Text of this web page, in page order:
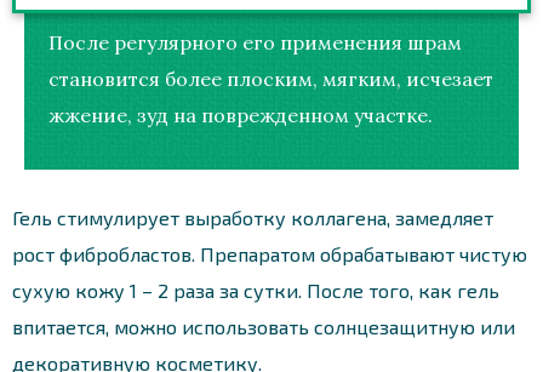
После регулярного его применения шрам
становится более плоским, мягким, исчезает
жжение, зуд на поврежденном участке.
Гель стимулирует выработку коллагена, замедляет
рост фибробластов. Препаратом обрабатывают чистую
сухую кожу 1 – 2 раза за сутки. После того, как гель
впитается, можно использовать солнцезащитную или
декоративную косметику.